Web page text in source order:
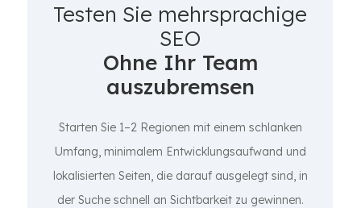
Testen Sie mehrsprachige
SEO
Ohne Ihr Team
auszubremsen
Starten Sie 1–2 Regionen mit einem schlanken
Umfang, minimalem Entwicklungsaufwand und
lokalisierten Seiten, die darauf ausgelegt sind, in
der Suche schnell an Sichtbarkeit zu gewinnen.